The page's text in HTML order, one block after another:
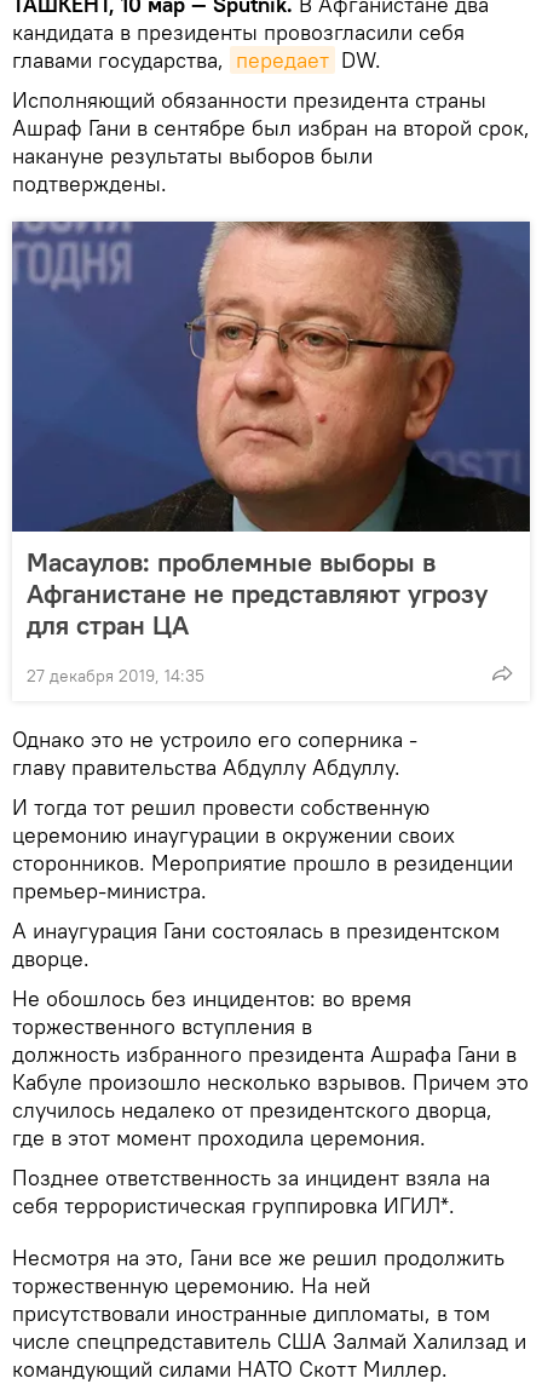
кандидата в президенты провозгласили себя
главами государства, передает DW.
Исполняющий обязанности президента страны
Ашраф Гани в сентябре был избран на второй срок,
накануне результаты выборов были
подтверждены.
Масаулов: проблемные выборы в
Афганистане не представляют угрозу
для стран ЦА
27 декабря 2019, 14:35
Однако это не устроило его соперника -
главу правительства Абдуллу Абдуллу.
И тогда тот решил провести собственную
церемонию инаугурации в окружении своих
сторонников. Мероприятие прошло в резиденции
премьер-министра.
А инаугурация Гани состоялась в президентском
дворце.
Не обошлось без инцидентов: во время
торжественного вступления в
должность избранного президента Ашрафа Гани в
Кабуле произошло несколько взрывов. Причем это
случилось недалеко от президентского дворца,
где в этот момент проходила церемония.
Позднее ответственность за инцидент взяла на
себя террористическая группировка ИГИЛ*.
Несмотря на это, Гани все же решил продолжить
торжественную церемонию. На ней
присутствовали иностранные дипломаты, в том
числе спецпредставитель США Залмай Халилзад и
командующий силами НАТО Скотт Миллер.